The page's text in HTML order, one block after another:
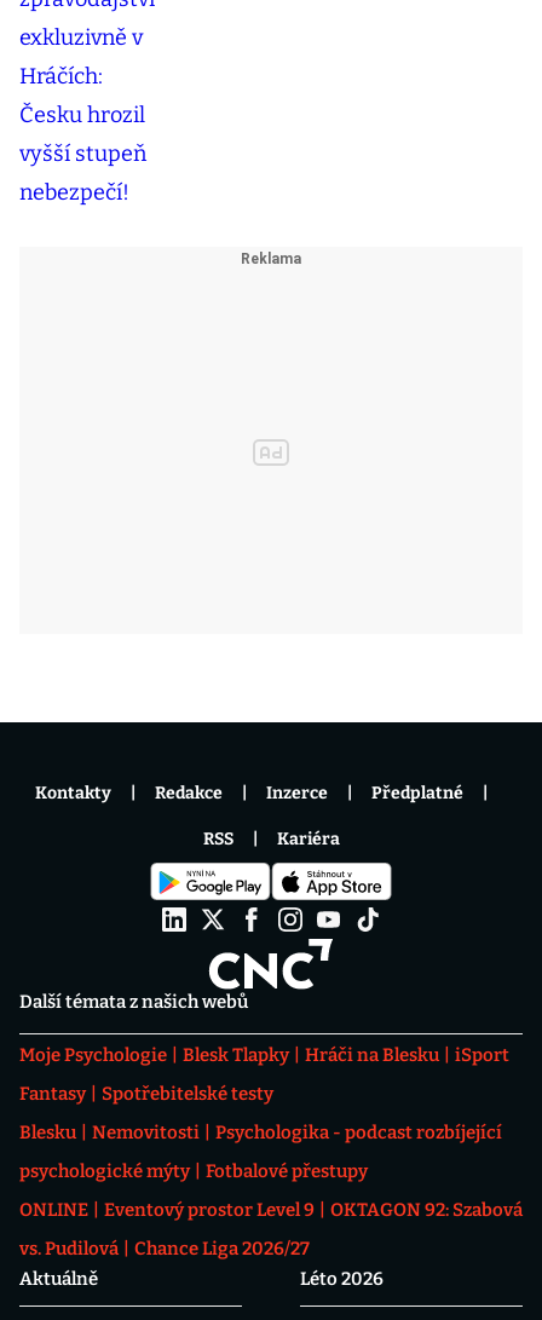
Další témata z našich webů
Moje Psychologie Blesk Tlapky Hráči na Blesku
iSport
Fantasy
Spotřebitelské testy
Blesku
Nemovitosti
Psychologika - podcast rozbíjející
psychologické mýty
Fotbalové přestupy
ONLINE
Eventový prostor Level 9
OKTAGON 92: Szabová
vs. Pudilová
Chance Liga 2026/27
Aktuálně
Léto 2026
Kontakty Redakce Inzerce Předplatné
RSS Kariéra